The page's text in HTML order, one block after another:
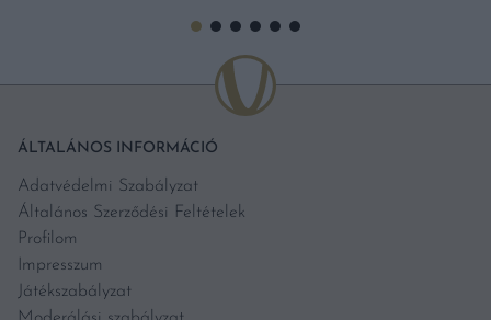
ÁLTALÁNOS INFORMÁCIÓ
Adatvédelmi Szabályzat
Általános Szerződési Feltételek
Profilom
Impresszum
Játékszabályzat